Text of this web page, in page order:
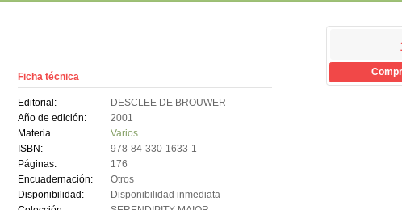
Ficha técnica
Editorial:
DESCLEE DE BROUWER
Año de edición:
2001
Materia
Varios
ISBN:
978-84-330-1633-1
Páginas:
176
Encuadernación:
Otros
Disponibilidad:
Disponibilidad inmediata